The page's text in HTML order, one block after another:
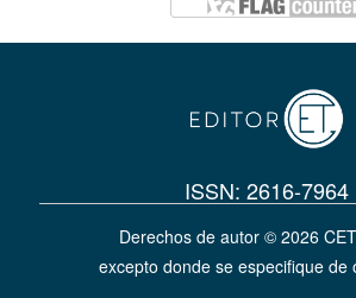
ISSN: 2616-7964
Derechos de autor © 2026
excepto donde se especifique de